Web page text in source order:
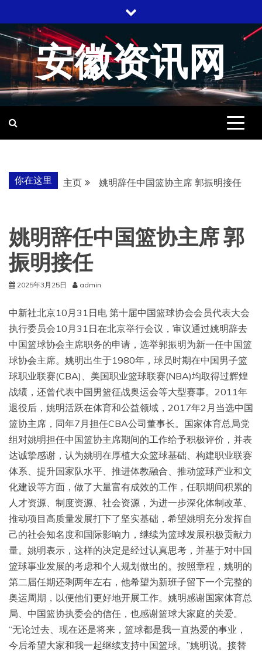
至
内
容
安徽资讯网
你在这里 主页 姚明辞任中国篮协主席 郭振明接任
姚明辞任中国篮协主席 郭
振明接任
2025年3月25日 admin
中新社北京10月31日电 第十届中国篮球协会会员代表大会
执行委员会10月31日在北京举行会议，审议通过姚明辞去
中国篮球协会主席职务的申请，选举郭振明为新一任中国篮
球协会主席。姚明出生于1980年，球员时期在中国男子篮
球职业联赛(CBA)、美国职业篮球联赛(NBA)均取得过辉煌
战绩，还曾代表中国男篮征战奥运会等大型赛事。2011年
退役后，姚明活跃在体育和公益领域，2017年2月当选中国
篮协主席，同年7月担任CBA公司董事长。国家体育总局党
组对姚明担任中国篮协主席期间的工作给予积极评价，并表
达诚挚感谢，认为姚明在厚植大众篮球基础、构建职业联赛
体系、提升国家队水平、推进体教融合、推动篮球产业和文
化建设等方面，做了大量富有成效的工作，任职期间积累的
人才资源、制度资源、社会资源，为进一步深化体制改革、
推动项目高质量发展打下了坚实基础，希望姚明充分发挥自
己的社会知名度和国际影响力，继续为篮球发展积极贡献力
量。姚明表示，这样的决定是经过认真思考，并基于对中国
篮球事业发展的考虑和个人规划做出的。按照章程，姚明的
第二届任期还剩两年左右，他希望为新班子留下一个完整的
奥运周期，以便他们更好地开展工作。姚明感谢国家体育总
局、中国篮协执委会的信任，也感谢篮球大家庭的关爱。
“无论过去、现在还是将来，篮球都是我一直热爱的事业，
今后希望大家和我一起继续支持中国篮球。”姚明说。接替